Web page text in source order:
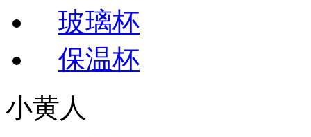
玻璃杯
保温杯
小黄人